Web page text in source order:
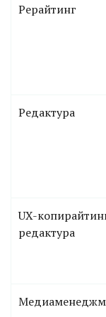
Рерайтинг
Редактура
UX-
редактура